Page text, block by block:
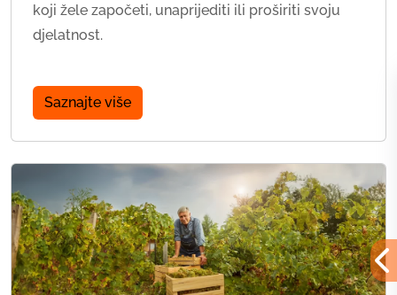
koji žele započeti, unaprijediti ili proširiti svoju
djelatnost.
Saznajte više